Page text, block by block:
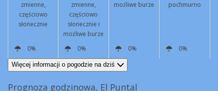
zmienne,
częściowo
słonecznie
zmienne,
częściowo
słonecznie i
możliwe burze
możliwe burze
pochmurno
0% 0% 0%
0%
W
3 km/h E
15 km/h
Więcej informacji o pogodzie na dziś
Prognoza godzinowa, El Puntal